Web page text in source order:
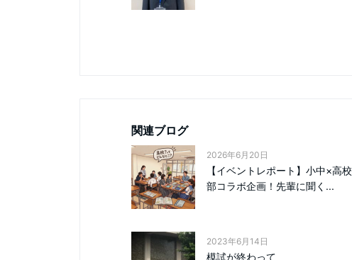
関連ブログ
2026年6月20日
【イベントレポート】小中×高校
部コラボ企画！先輩に聞く...
2023年6月14日
模試が終わって